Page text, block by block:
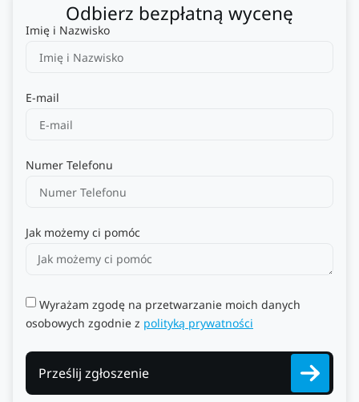
Odbierz bezpłatną wycenę
Imię i Nazwisko
E-mail
Numer Telefonu
Jak możemy ci pomóc
Wyrażam zgodę na przetwarzanie moich danych
osobowych zgodnie z polityką prywatności
Prześlij zgłoszenie